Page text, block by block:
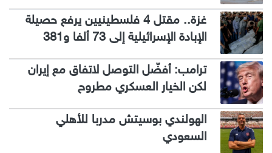
غزة.. مقتل 4 فلسطينيين يرفع حصيلة
الإبادة الإسرائيلية إلى 73 ألفا و381
ترامب: أفضّل التوصل لاتفاق مع إيران
لكن الخيار العسكري مطروح
الهولندي بوسيتش مدربا للأهلي
السعودي